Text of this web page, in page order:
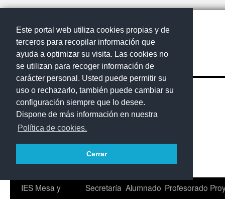
Este portal web utiliza cookies propias y de
terceros para recopilar información que
ayuda a optimizar su visita. Las cookies no
se utilizan para recoger información de
carácter personal. Usted puede permitir su
uso o rechazarlo, también puede cambiar su
configuración siempre que lo desee.
Dispone de más información en nuestra
Política de cookies.
Cerrar
Saltar
IES Mesa y
Secretaría Alumnado Profesorado